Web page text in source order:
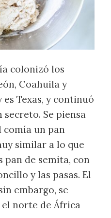
colonizó los
Coahuila y
Texas, y continuó
Se piensa
comía un pan
similar a lo que
pan de semita, con
y las pasas. El
embargo, se
norte de África